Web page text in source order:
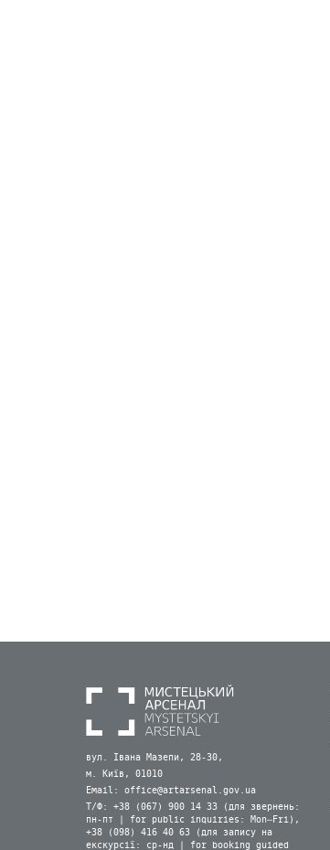
вул. Івана Мазепи, 28-30,
м. Київ, 01010
Email: office@artarsenal.gov.ua
Т/Ф: +38 (067) 900 14 33 (для звернень:
пн-пт | for public inquiries: Mon–Fri),
+38 (098) 416 40 63 (для запису на
екскурсії: ср-нд | for booking guided